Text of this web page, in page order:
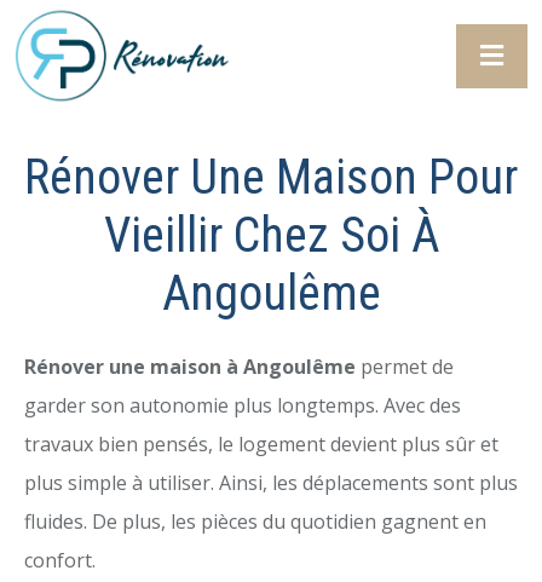
Rénover Une Maison Pour
Vieillir Chez Soi À
Angoulême
Rénover une maison à Angoulême permet de
garder son autonomie plus longtemps. Avec des
travaux bien pensés, le logement devient plus sûr et
plus simple à utiliser. Ainsi, les déplacements sont plus
fluides. De plus, les pièces du quotidien gagnent en
confort.